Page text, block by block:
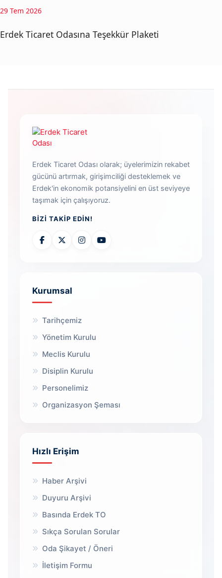
29 Tem 2026
Erdek Ticaret Odasına Teşekkür Plaketi
Erdek Ticaret Odası olarak; üyelerimizin rekabet
gücünü artırmak, girişimciliği desteklemek ve
Erdek'in ekonomik potansiyelini en üst seviyeye
taşımak için çalışıyoruz.
BIZI TAKIP EDIN!
Kurumsal
Tarihçemiz
Yönetim Kurulu
Meclis Kurulu
Disiplin Kurulu
Personelimiz
Organizasyon Şeması
Hızlı Erişim
Haber Arşivi
Duyuru Arşivi
Basında Erdek TO
Sıkça Sorulan Sorular
Oda Şikayet / Öneri
İletişim Formu